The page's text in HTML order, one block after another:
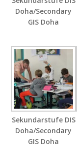
Doha/Secondary
GIS Doha
Sekundarstufe DIS
Doha/Secondary
GIS Doha